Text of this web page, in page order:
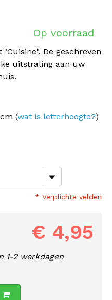
Op voorraad
De geschreven
uitstraling aan uw
(wat is letterhoogte?)
* Verplichte velden
€ 4,95
1-2 werkdagen